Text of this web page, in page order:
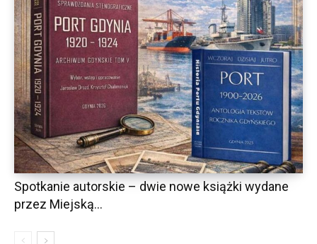
Spotkanie autorskie – dwie nowe książki wydane
przez Miejską...